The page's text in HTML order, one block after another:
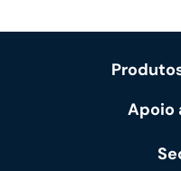
Apoio